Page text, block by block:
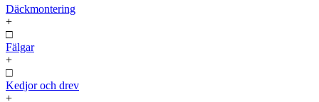
Däckmontering
+
□
Fälgar
+
□
Kedjor och drev
+